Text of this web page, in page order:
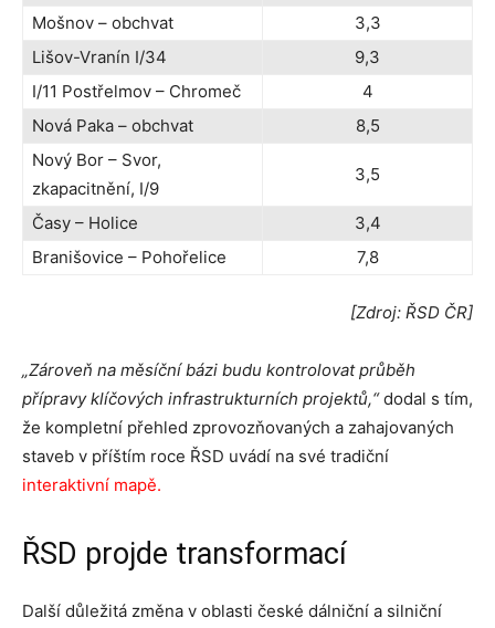
Mošnov – obchvat
3,3
Lišov-Vranín I/34
9,3
I/11 Postřelmov – Chromeč
4
Nová Paka – obchvat
8,5
Nový Bor – Svor,
zkapacitnění, I/9
3,5
Časy – Holice
3,4
Branišovice – Pohořelice
7,8
[Zdroj: ŘSD ČR]
„Zároveň na měsíční bázi budu kontrolovat průběh
přípravy klíčových infrastrukturních projektů,“dodal s tím,
že kompletní přehled zprovozňovaných a zahajovaných
staveb v příštím roce ŘSD uvádí na své tradiční
interaktivní mapě.
ŘSD projde transformací
Další důležitá změna v oblasti české dálniční a silniční